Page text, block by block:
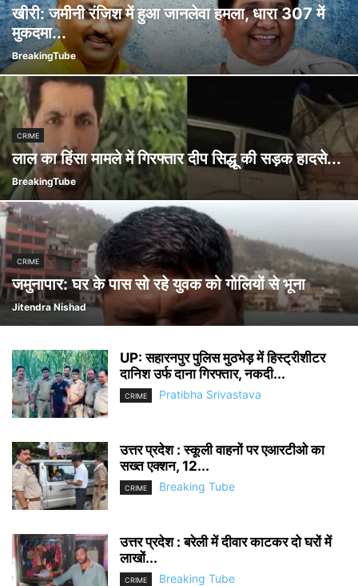
खीरी: जमीनी रंजिश में हुआ जानलेवा हमला, धारा 307 में
मुकदमा...
BreakingTube
CRIME
लाल का हिंसा मामले में गिरफ्तार दीप सिद्धू की सड़क हादसे...
BreakingTube
CRIME
जमुनापार: घर के पास सो रहे युवक को गोलियों से भूना
Jitendra Nishad
UP: सहारनपुर पुलिस मुठभेड़ में हिस्ट्रीशीटर
दानिश उर्फ दाना गिरफ्तार, नकदी...
CRIME Pratibha Srivastava
उत्तर प्रदेश : स्कूली वाहनों पर एआरटीओ का
सख्त एक्शन, 12...
CRIME Breaking Tube
उत्तर प्रदेश : बरेली में दीवार काटकर दो घरों में
लाखों...
CRIME Breaking Tube